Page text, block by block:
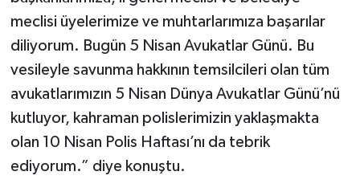
meclisi üyelerimize ve muhtarlarımıza başarılar
diliyorum. Bugün 5 Nisan Avukatlar Günü. Bu
vesileyle savunma hakkının temsilcileri olan tüm
avukatlarımızın 5 Nisan Dünya Avukatlar Günü’nü
kutluyor, kahraman polislerimizin yaklaşmakta
olan 10 Nisan Polis Haftası’nı da tebrik
ediyorum.” diye konuştu.